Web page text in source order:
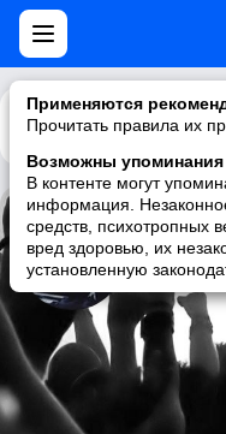
Применяются
Прочитать правила их
Возможны упоминания
В контенте могут
информация.
средств, психотропных
вред здоровью, их
установленную
Каталог
Total